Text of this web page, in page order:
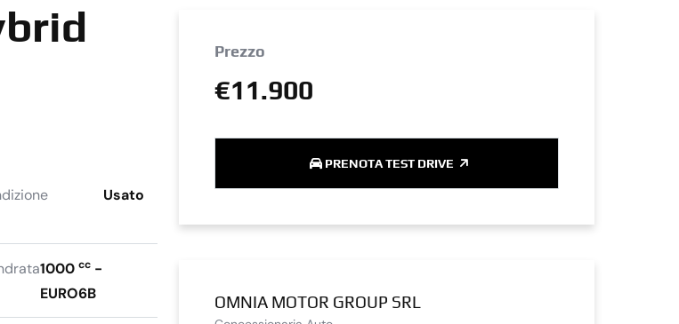
Usato
1000 cc-
EURO6B
Prezzo
€11.900
PRENOTA TEST DRIVE
OMNIA MOTOR GROUP SRL